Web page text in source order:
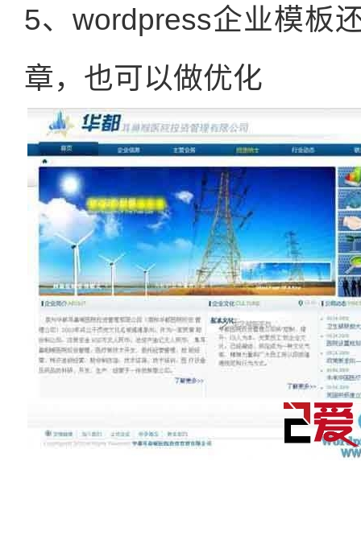
5、wordpress企业模板
章，也可以做优化